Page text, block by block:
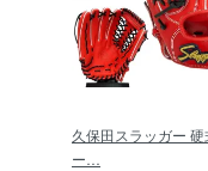
久保田スラッガー 硬
ー…